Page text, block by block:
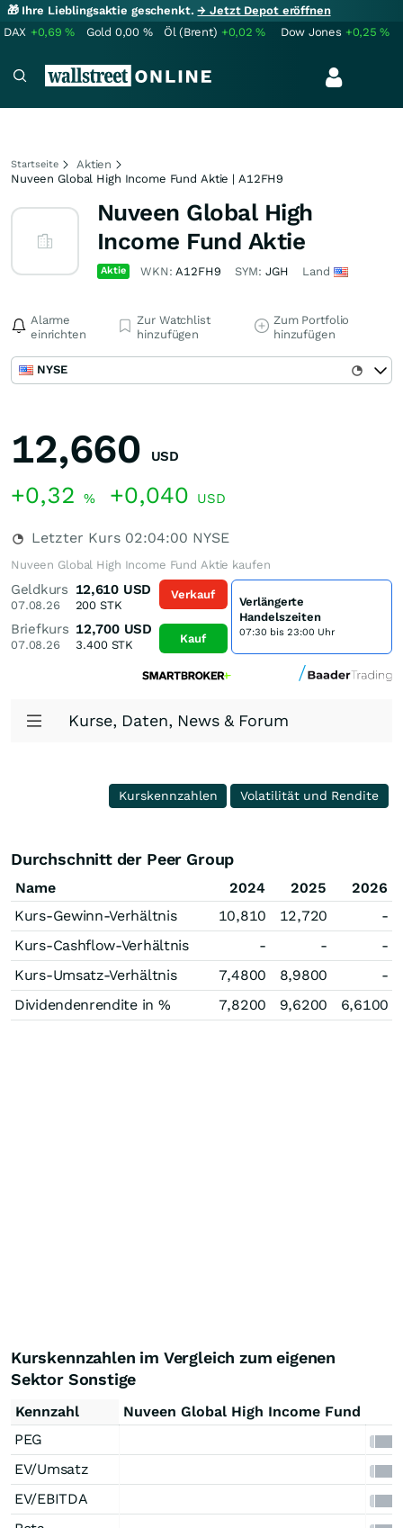
🎁 Ihre Lieblingsaktie geschenkt.→ Jetzt Depot eröffnen
DAX +0,69% Gold 0,00 % Öl (Brent) +0,02% Dow Jones +0,25%
Startseite
Aktien
Nuveen Global High Income Fund Aktie | A12FH9
Nuveen Global High
Income Fund Aktie
Aktie WKN:A12FH9 SYM: JGH Land
Alarme
einrichten
Zur Watchlist
hinzufügen
Zum Portfolio
hinzufügen
NYSE
12,660 USD
+0,32 % +0,040 USD
Letzter Kurs 02:04:00 NYSE
Nuveen Global High Income Fund Aktie kaufen
Geldkurs
07.08.26
12,610 USD
200 STK
Briefkurs
07.08.26
12,700 USD
3.400STK
Verkauf
Kauf
Verlängerte
Handelszeiten
07:30 bis 23:00 Uhr
Kurse, Daten, News & Forum
Kurskennzahlen Volatilität und Rendite
Durchschnitt der Peer Group
Name 2024 2025
2026
Kurs-Gewinn-Verhältnis
10,810 12,720
-
Kurs-Cashflow-Verhältnis
- -
-
Kurs-Umsatz-Verhältnis
7,4800 8,9800
-
Dividendenrendite in %
7,8200 9,6200 6,6100
Kurskennzahlen im Vergleich zum eigenen
Sektor Sonstige
Kennzahl
Nuveen Global High Income Fund
PEG
EV/Umsatz
EV/EBITDA